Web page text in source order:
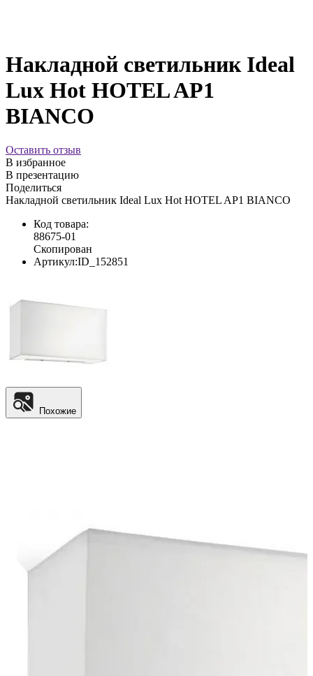
Накладной светильник Ideal
Lux Hot HOTEL AP1
BIANCO
Оставить отзыв
В избранное
В презентацию
Поделиться
Накладной светильник Ideal Lux Hot HOTEL AP1 BIANCO
Код товара:
88675-01
Скопирован
Артикул:ID_152851
Похожие